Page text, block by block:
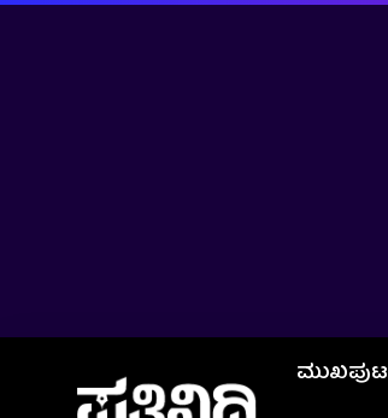
ಮುಖಪುಟ